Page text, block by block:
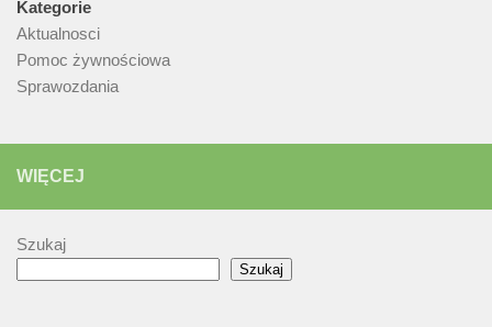
Kategorie
Aktualnosci
Pomoc żywnościowa
Sprawozdania
WIĘCEJ
Szukaj
Szukaj